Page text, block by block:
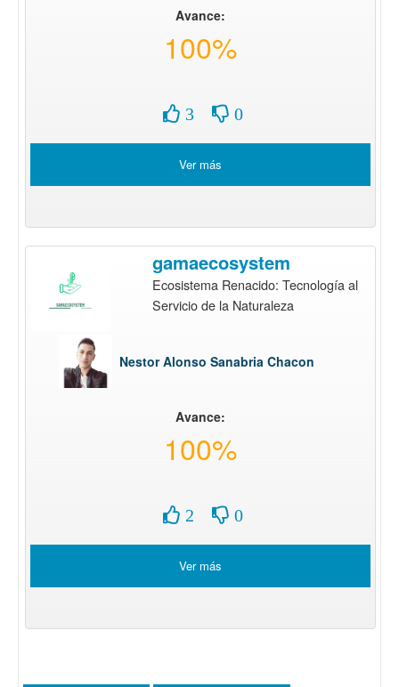
Avance:
100%
3 0
Ver más
gamaecosystem
Ecosistema Renacido: Tecnología al
Servicio de la Naturaleza
Nestor Alonso Sanabria Chacon
Avance:
100%
2 0
Ver más